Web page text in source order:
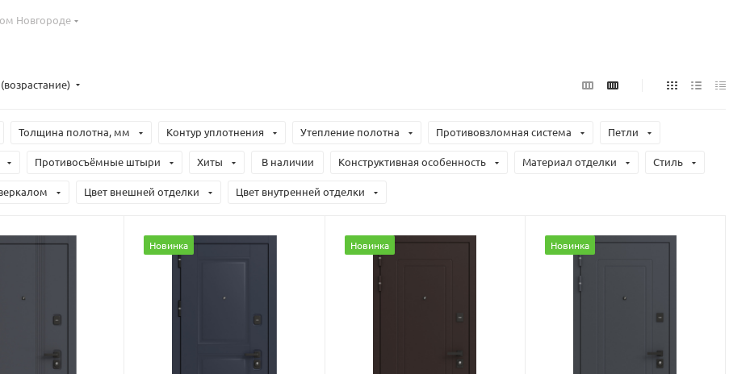
Новгороде
Толщина полотна, мм Контур уплотнения Утепление полотна Противовзломная система Петли
Противосъёмные штыри Хиты В наличии Конструктивная особенность Материал отделки Стиль
Цвет внешней отделки Цвет внутренней отделки
Новинка Новинка Новинка